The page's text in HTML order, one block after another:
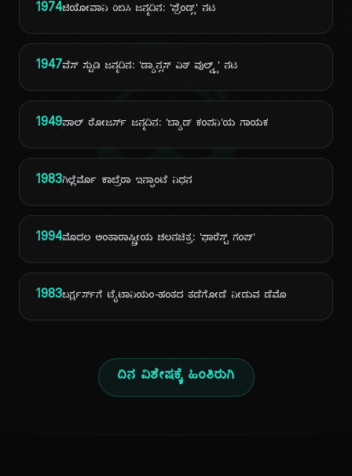
ದಿ
1974ಜಿಯೋವಾನಿ ರಿಬಿಸಿ ಜನ್ಮದಿನ: 'ಫ್ರೆಂಡ್ಸ್' ನಟ
1947ವೆಸ್ ಸ್ಟುಡಿ ಜನ್ಮದಿನ: 'ಡ್ಯಾನ್ಸಸ್ ವಿತ್ ವುಲ್ವ್ಸ್' ನಟ
1949ಪಾಲ್ ರೋಜರ್ಸ್ ಜನ್ಮದಿನ: 'ಬ್ಯಾಡ್ ಕಂಪನಿ'ಯ ಗಾಯಕ
1983ಗಿಲ್ಲೆರ್ಮೊ ಕಾಬ್ರೆರಾ ಇನ್ಫಾಂಟೆ ನಿಧನ
1994ಮೊದಲ ಅಂತಾರಾಷ್ಟ್ರೀಯ ಚಲನಚಿತ್ರ: 'ಫಾರೆಸ್ಟ್ ಗಂಪ್'
1983ಬರ್ಗ್ಲರ್ಸ್‌ಗೆ ಟೈಟಾನಿಯಂ-ಹಂತದ ತಡೆಗೋಡೆ ನೀಡುವ ಡೆಮೊ
ದಿನ ವಿಶೇಷಕ್ಕೆ ಹಿಂತಿರುಗಿ